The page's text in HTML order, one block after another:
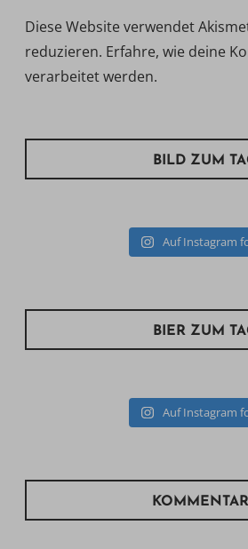
Diese Website verwendet
reduzieren. Erfahre, wie deine
verarbeitet werden.
BILD ZUM
Auf Instagram
BIER ZUM
Auf Instagram